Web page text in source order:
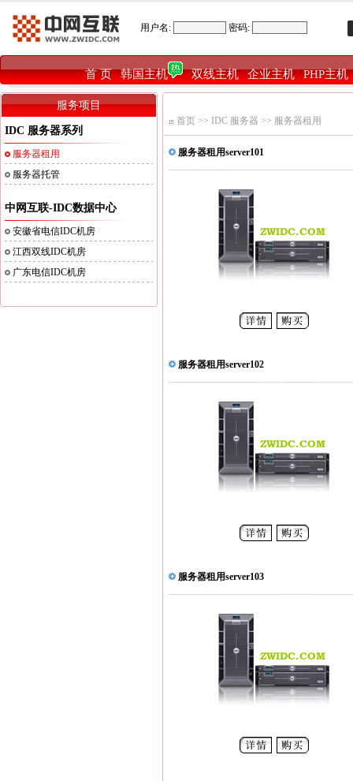
用户名: 密码:
首 页|韩国主机 |双线主机|企业主机|PHP主机
服务项目
IDC 服务器系列
服务器租用
服务器托管
中网互联-IDC数据中心
安徽省电信IDC机房
江西双线IDC机房
广东电信IDC机房
首页 >> IDC 服务器 >> 服务器租用
服务器租用server101
服务器租用server102
服务器租用server103